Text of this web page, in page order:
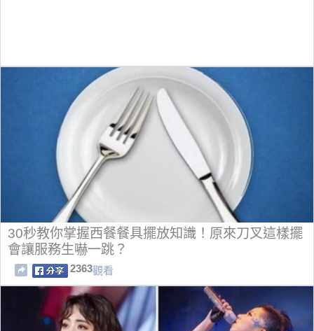
30秒教你掌握西餐餐具擺放知識！原來刀叉這樣擺
會讓服務生嚇一跳？
2363觀看